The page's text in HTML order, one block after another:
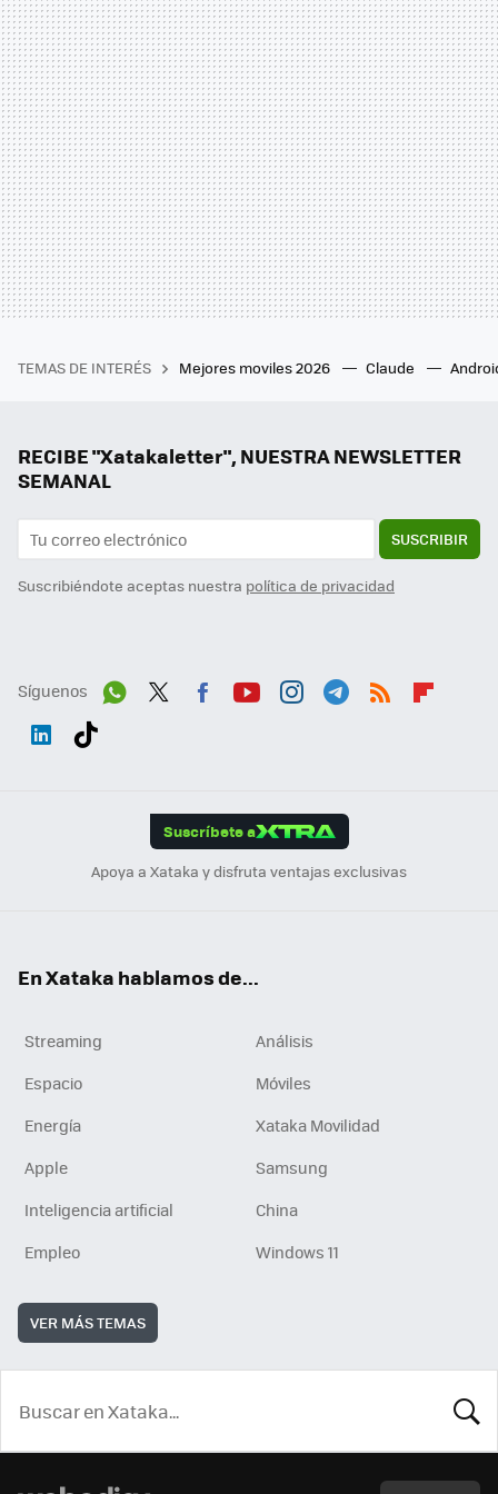
TEMAS DE INTERÉS Mejores moviles 2026 Claude
RECIBE "Xatakaletter", NUESTRA NEWSLETTER
SEMANAL
SUSCRIBIR
Suscribiéndote aceptas nuestra política de privacidad
Síguenos
Suscríbete a
Apoya a Xataka y disfruta ventajas exclusivas
En Xataka hablamos de...
Streaming
Análisis
Espacio
Móviles
Energía
Xataka Movilidad
Apple
Samsung
Inteligencia artificial
China
Empleo
Windows 11
VER MÁS TEMAS